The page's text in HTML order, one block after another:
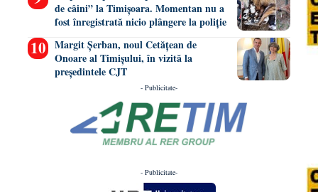
de câini” la Timișoara. Momentan nu a
fost înregistrată nicio plângere la poliție
Margit Șerban, noul Cetățean de
Onoare al Timișului, în vizită la
președintele CJT
- Publicitate-
- Publicitate-